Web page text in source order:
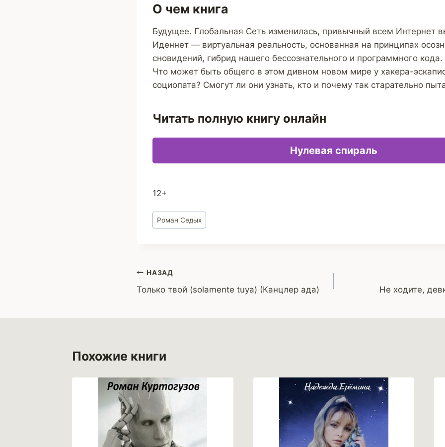
О чем книга
Будущее. Глобальная Сеть изменилась, привычный всем Интернет
Иденнет — виртуальная реальность, основанная на принципах
сновидений, гибрид нашего бессознательного и программного кода.
Что может быть общего в этом дивном новом мире у хакера-
социопата? Смогут ли они узнать, кто и почему так старательно
Читать полную книгу онлайн
Нулевая спираль
12+
Метки
записи:
Роман Седых
Навигация
по
НАЗАД
Только твой (solamente tuya) (Канцлер ада) Не ходите,
Похожие книги